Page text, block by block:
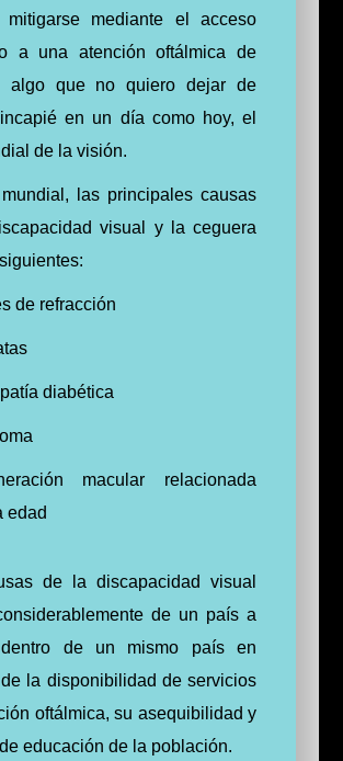
mitigarse mediante el acceso
a una atención oftálmica de
algo que no quiero dejar de
en un día como hoy, el
de la visión.
las principales causas
visual y la ceguera
de refracción
diabética
macular relacionada
edad
de la discapacidad visual
de un país a
de un mismo país en
la disponibilidad de servicios
oftálmica, su asequibilidad y
educación de la población.